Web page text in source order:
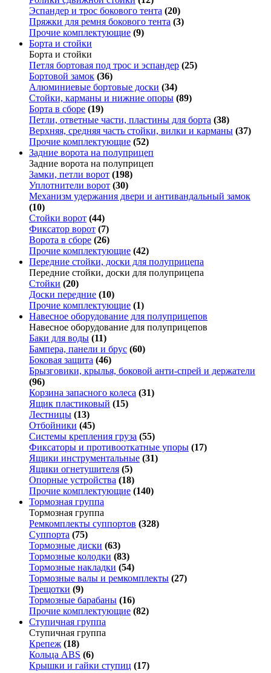
Эспандер и трос бокового тента (20)
Пряжки для ремня бокового тента (3)
Прочие комплектующие (9)
Борта и стойки
Борта и стойки
Петля бортовая под трос и эспандер (25)
Бортовой замок (36)
Алюминиевые бортовые доски (34)
Стойки, карманы и нижние опоры (89)
Борта в сборе (19)
Петли, ответные части, пластины для борта (38)
Верхняя, средняя часть стойки, вилки и карманы (37)
Прочие комплектующие (52)
Задние ворота на полуприцеп
Задние ворота на полуприцеп
Замки, петли ворот (198)
Уплотнители ворот (30)
Механизм удержания двери и антивандальный замок
(10)
Стойки ворот (44)
Фиксатор ворот (7)
Ворота в сборе (26)
Прочие комплектующие (42)
Передние стойки, доски для полуприцепа
Передние стойки, доски для полуприцепа
Стойки (20)
Доски передние (10)
Прочие комплектующие (1)
Навесное оборудование для полуприцепов
Навесное оборудование для полуприцепов
Баки для воды (11)
Бампера, панели и брус (60)
Боковая защита (46)
Брызговики, крылья, боковой анти-спрей и держатели
(96)
Корзина запасного колеса (31)
Ящик пластиковый (15)
Лестницы (13)
Отбойники (45)
Системы крепления груза (55)
Фиксаторы и противооткатные упоры (17)
Ящики инструментальные (31)
Ящики огнетушителя (5)
Опорные устройства (18)
Прочие комплектующие (140)
Тормозная группа
Тормозная группа
Ремкомплекты суппортов (328)
Суппорта (75)
Тормозные диски (63)
Тормозные колодки (83)
Тормозные накладки (54)
Тормозные валы и ремкомплекты (27)
Трещотки (9)
Тормозные барабаны (16)
Прочие комплектующие (82)
Ступичная группа
Ступичная группа
Крепеж (18)
Кольца ABS (6)
Крышки и гайки ступиц (17)